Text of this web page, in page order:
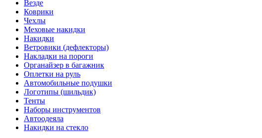
Везде
Коврики
Чехлы
Меховые накидки
Накидки
Ветровики (дефлекторы)
Накладки на пороги
Органайзер в багажник
Оплетки на руль
Автомобильные подушки
Логотипы (шильдик)
Тенты
Наборы инструментов
Автоодеяла
Накидки на стекло